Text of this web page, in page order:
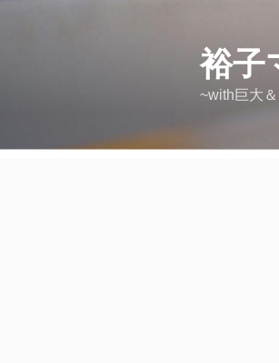
裕子
~with巨大